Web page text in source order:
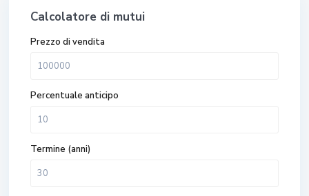
Calcolatore di mutui
Prezzo di vendita
Percentuale anticipo
Termine (anni)